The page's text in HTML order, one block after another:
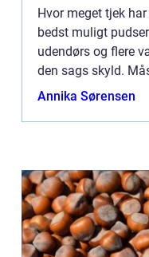
Hvor meget tjek
bedst muligt
udendørs og flere
den sags skyld.
hvis du selv står for
Annika Sørensen